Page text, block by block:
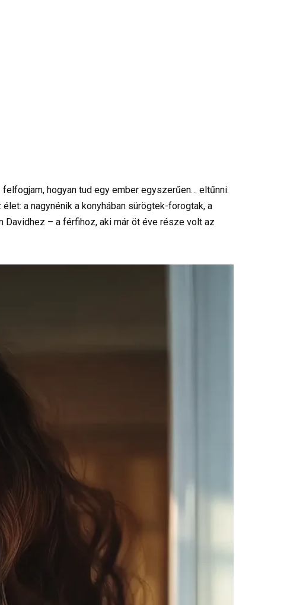
hogyan tud egy ember egyszerűen… eltűnni.
a nagynénik a konyhában sürögtek-forogtak, a
Davidhez – a férfihoz, aki már öt éve része volt az